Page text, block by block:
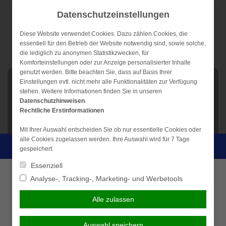
NAVIGATION
Thomas Mitternacht –
Finanz- und
Versicherungsmakler
gepr. Generationenberater IHK
Nutzen Sie unser Wissen und unsere
persönliche Beratung und
persönliche Beratung und
Datenschutzeinstellungen
Diese Website verwendet Cookies. Dazu zählen Cookies, die
essentiell für den Betrieb der Website notwendig sind, sowie solche,
die lediglich zu anonymen Statistikzwecken, für
Komforteinstellungen oder zur Anzeige personalisierter Inhalte
genutzt werden. Bitte beachten Sie, dass auf Basis Ihrer
Einstellungen evtl. nicht mehr alle Funktionalitäten zur Verfügung
stehen. Weitere Informationen finden Sie in unseren
Datenschutzhinweisen.
Rechtliche Erstinformationen
Mit Ihrer Auswahl entscheiden Sie ob nur essentielle Cookies oder
alle Cookies zugelassen werden. Ihre Auswahl wird für 7 Tage
gespeichert.
Essenziell
Analyse-, Tracking-, Marketing- und Werbetools
Alle zulassen